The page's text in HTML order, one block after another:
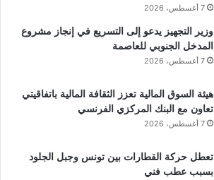
7 أغسطس، 2026
وزير التجهيز يدعو إلى التسريع في إنجاز مشروع
المدخل الجنوبي للعاصمة
7 أغسطس، 2026
هيئة السوق المالية تعزز الثقافة المالية باتفاقيتي
تعاون مع البنك المركزي الفرنسي
7 أغسطس، 2026
تعطل حركة القطارات بين تونس وجبل الجلود
بسبب عطب فني